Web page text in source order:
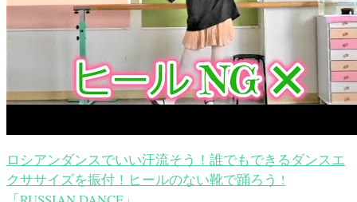
ロシアンダンスでいい汗流そう！誰でもできるダンスエ
クササイズを振付！ヒールのない靴で踊ろう !